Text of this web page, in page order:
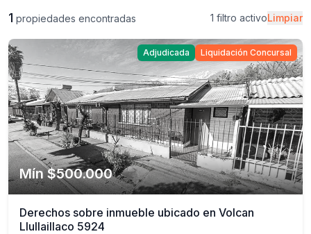
1 propiedades encontradas 1 filtro activoLimpiar
Adjudicada Liquidación Concursal
Mín $500.000
Derechos sobre inmueble ubicado en Volcan
Llullaillaco 5924